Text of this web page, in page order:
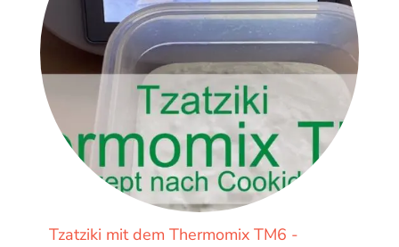
Tzatziki mit dem Thermomix TM6 -